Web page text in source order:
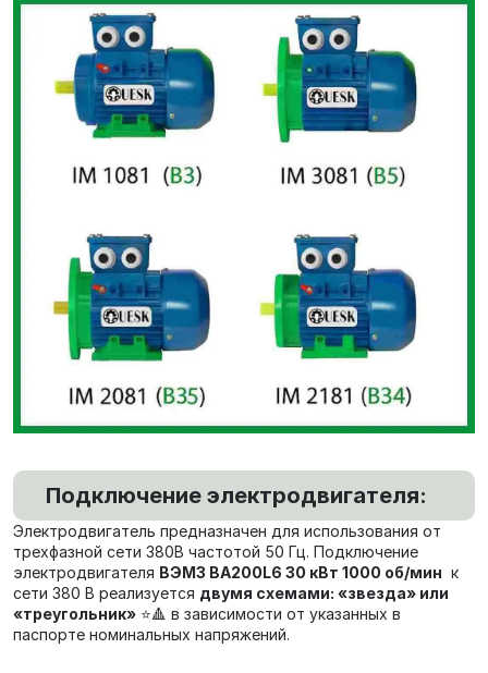
Подключение электродвигателя:
Электродвигатель предназначен для использования от
трехфазной сети 380В частотой 50 Гц. Подключение
электродвигателя ВЭМЗ ВА200L6 30 кВт 1000 об/мин к
сети 380 В реализуется двумя схемами: «звезда» или
«треугольник» ⭐🔺 в зависимости от указанных в
паспорте номинальных напряжений.